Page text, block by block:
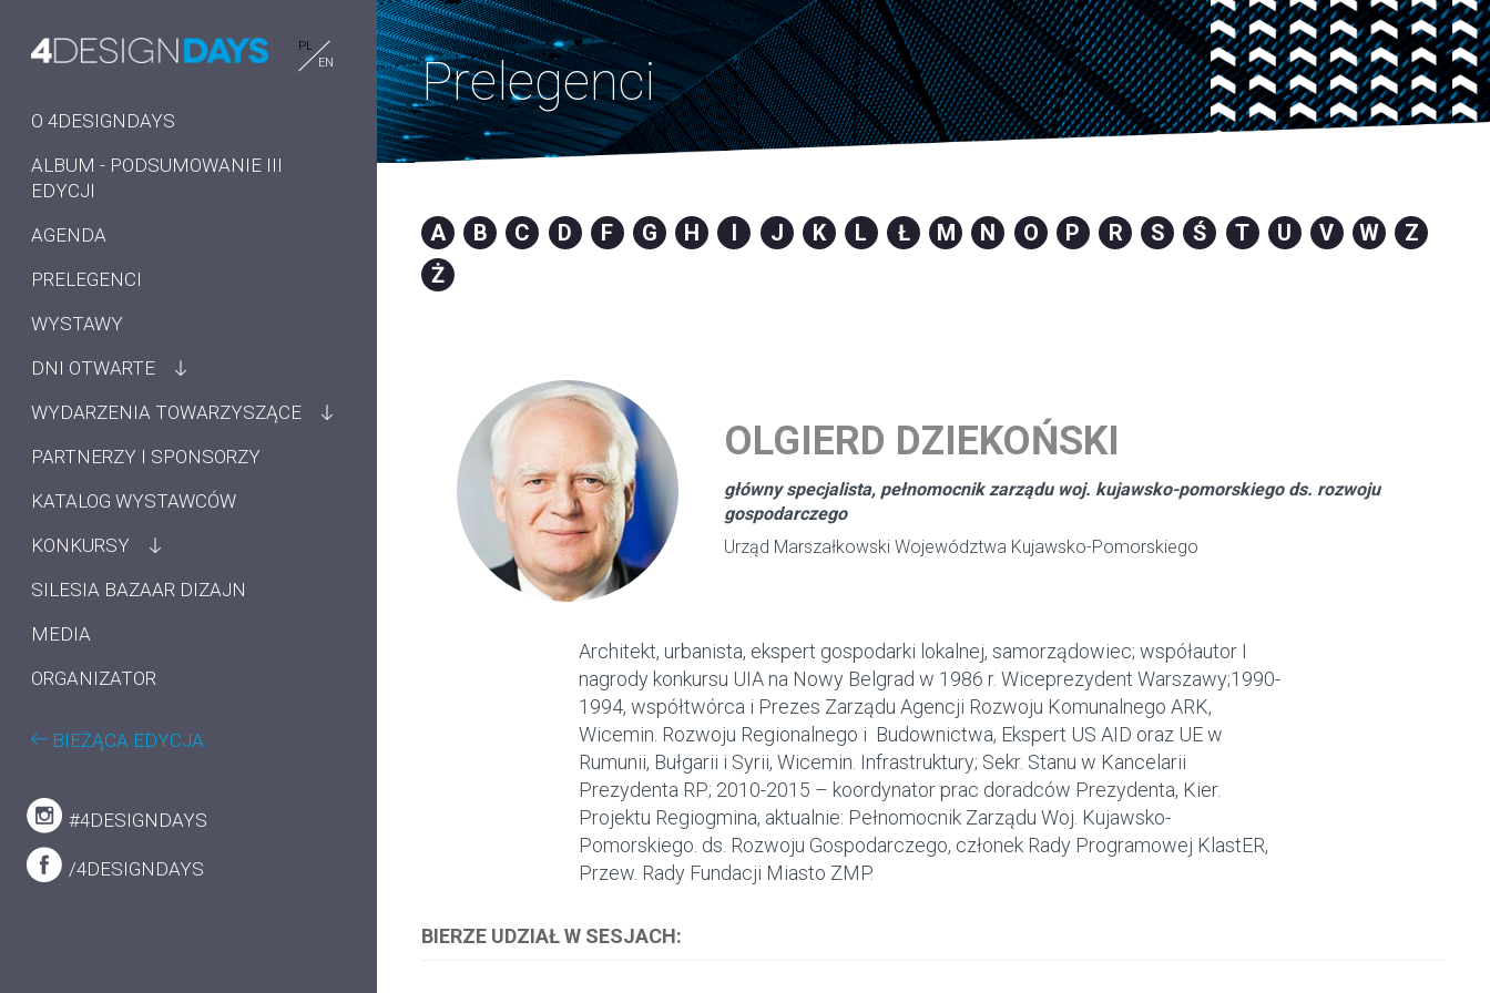
PL
EN
O 4DESIGNDAYS
ALBUM - PODSUMOWANIE III
EDYCJI
AGENDA
PRELEGENCI
WYSTAWY
DNI OTWARTE
WYDARZENIA TOWARZYSZĄCE
PARTNERZY I SPONSORZY
KATALOG WYSTAWCÓW
KONKURSY
SILESIA BAZAAR DIZAJN
MEDIA
ORGANIZATOR
BIEŻĄCA EDYCJA
#4DESIGNDAYS
/4DESIGNDAYS
Prelegenci
A B C D F G H I J K L Ł M N O P R S Ś T U V W
Z
Ż
OLGIERD DZIEKOŃSKI
główny specjalista, pełnomocnik zarządu woj. kujawsko-pomorskiego ds. rozwoju
gospodarczego
Urząd Marszałkowski Województwa Kujawsko-Pomorskiego
Architekt, urbanista, ekspert gospodarki lokalnej, samorządowiec; współautor I
nagrody konkursu UIA na Nowy Belgrad w 1986 r. Wiceprezydent Warszawy;1990-
1994, współtwórca i Prezes Zarządu Agencji Rozwoju Komunalnego ARK,
Wicemin. Rozwoju Regionalnego i Budownictwa, Ekspert US AID oraz UE w
Rumunii, Bułgarii i Syrii, Wicemin. Infrastruktury; Sekr. Stanu w Kancelarii
Prezydenta RP; 2010-2015 – koordynator prac doradców Prezydenta, Kier.
Projektu Regiogmina, aktualnie: Pełnomocnik Zarządu Woj. Kujawsko-
Pomorskiego. ds. Rozwoju Gospodarczego, członek Rady Programowej KlastER,
Przew. Rady Fundacji Miasto ZMP.
BIERZE UDZIAŁ W SESJACH: